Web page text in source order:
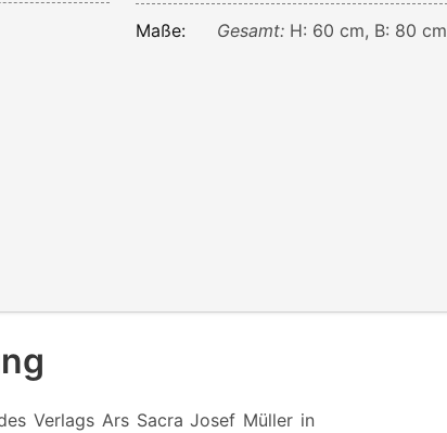
Maße: Gesamt: H: 60 cm, B: 80 cm
Verlags Ars Sacra Josef Müller in